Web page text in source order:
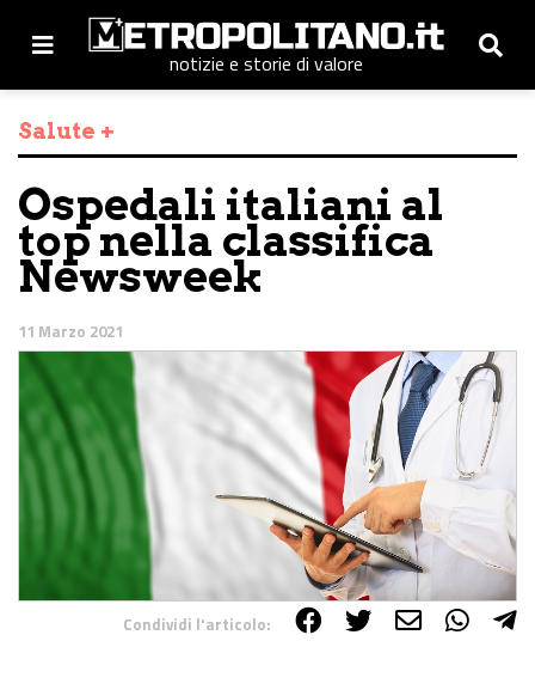
notizie e storie di valore
Salute +
Ospedali italiani al
top nella classifica
Newsweek
11 Marzo 2021
Condividi l'articolo: